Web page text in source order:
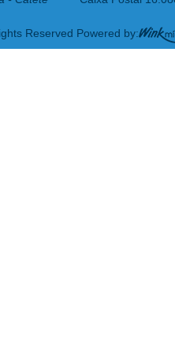
Reserved Powered by: